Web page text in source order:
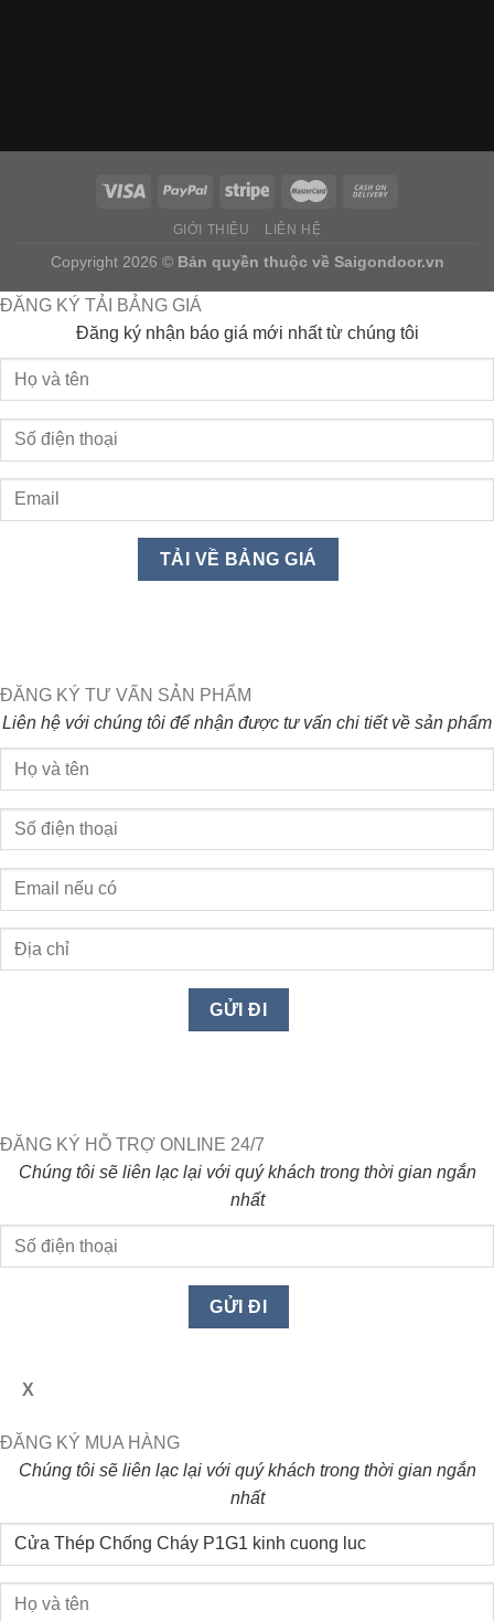
GIỚI THIỆU LIÊN HỆ
Copyright 2026 © Bản quyền thuộc về Saigondoor.vn
ĐĂNG KÝ TẢI BẢNG GIÁ
Đăng ký nhận báo giá mới nhất từ chúng tôi
ĐĂNG KÝ TƯ VẤN SẢN PHẨM
Liên hệ với chúng tôi để nhận được tư vấn chi tiết về sản phẩm
ĐĂNG KÝ HỖ TRỢ ONLINE 24/7
Chúng tôi sẽ liên lạc lại với quý khách trong thời gian ngắn
nhất
X
ĐĂNG KÝ MUA HÀNG
Chúng tôi sẽ liên lạc lại với quý khách trong thời gian ngắn
nhất